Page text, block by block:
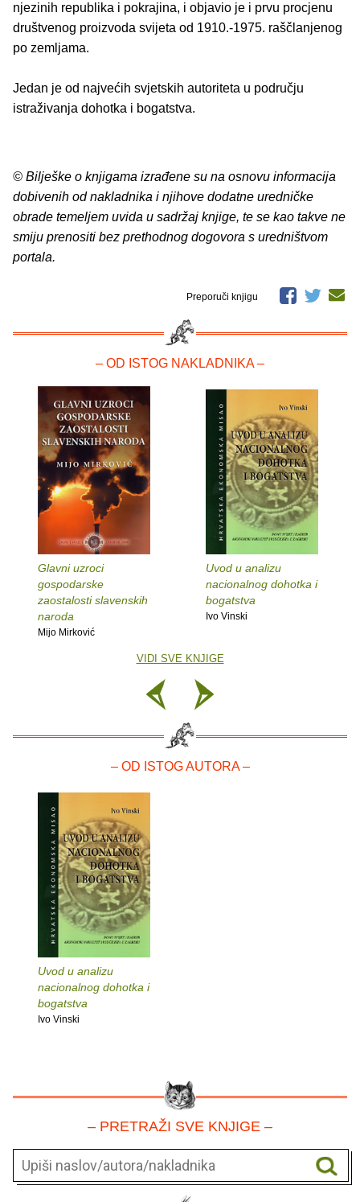
njezinih republika i pokrajina, i objavio je i prvu procjenu
društvenog proizvoda svijeta od 1910.-1975. raščlanjenog
po zemljama.
Jedan je od najvećih svjetskih autoriteta u području
istraživanja dohotka i bogatstva.
© Bilješke o knjigama izrađene su na osnovu informacija
dobivenih od nakladnika i njihove dodatne uredničke
obrade temeljem uvida u sadržaj knjige, te se kao takve ne
smiju prenositi bez prethodnog dogovora s uredništvom
portala.
Preporuči knjigu
– OD ISTOG NAKLADNIKA –
Glavni uzroci
gospodarske
zaostalosti slavenskih
naroda
Mijo Mirković
Uvod u analizu
nacionalnog dohotka i
bogatstva
Ivo Vinski
VIDI SVE KNJIGE
– OD ISTOG AUTORA –
Uvod u analizu
nacionalnog dohotka i
bogatstva
Ivo Vinski
– PRETRAŽI SVE KNJIGE –